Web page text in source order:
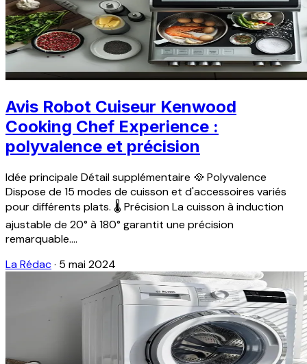
Avis Robot Cuiseur Kenwood
Cooking Chef Experience :
polyvalence et précision
Idée principale Détail supplémentaire 🥘 Polyvalence
Dispose de 15 modes de cuisson et d'accessoires variés
pour différents plats. 🌡️ Précision La cuisson à induction
ajustable de 20° à 180° garantit une précision
remarquable....
La Rédac· 5 mai 2024